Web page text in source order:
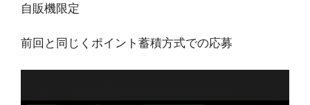
自販機限定
前回と同じくポイント蓄積方式での応募